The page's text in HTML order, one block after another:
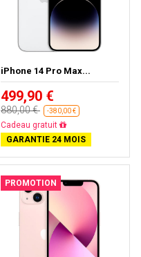
iPhone 14 Pro Max...
499,90 €
880,00 € -380,00 €
Livraison gratuite
GARANTIE 24 MOIS
PROMOTION